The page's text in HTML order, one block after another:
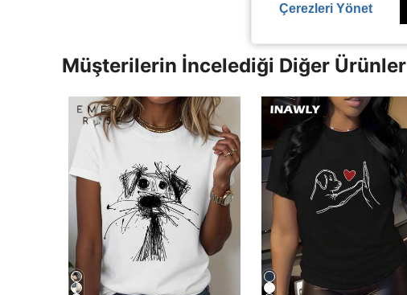
Müşterilerin İncelediği Diğer Ürünler
Çerezleri Yönet